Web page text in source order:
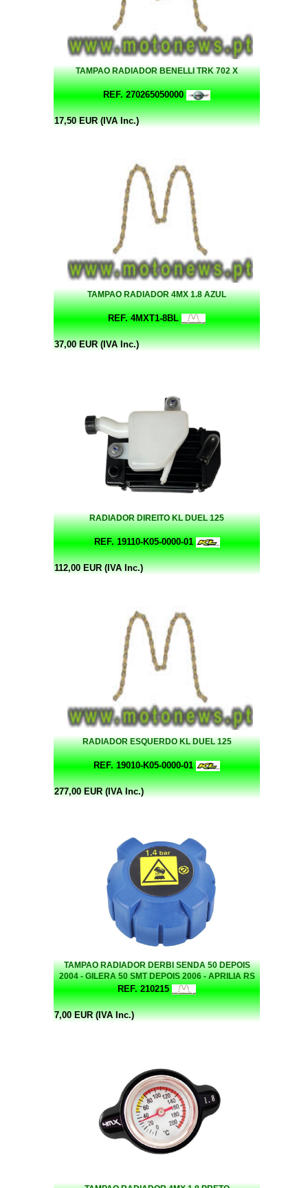
TAMPAO RADIADOR BENELLI TRK 702 X
REF. 270265050000
17,50 EUR (IVA Inc.)
TAMPAO RADIADOR 4MX 1.8 AZUL
REF. 4MXT1-8BL
37,00 EUR (IVA Inc.)
RADIADOR DIREITO KL DUEL 125
REF. 19110-K05-0000-01
112,00 EUR (IVA Inc.)
RADIADOR ESQUERDO KL DUEL 125
REF. 19010-K05-0000-01
277,00 EUR (IVA Inc.)
TAMPAO RADIADOR DERBI SENDA 50 DEPOIS
2004 - GILERA 50 SMT DEPOIS 2006 - APRILIA RS
50 DEPOIS 2006 - APRILIA RX 50 DEPOIS 2006
REF. 210215
7,00 EUR (IVA Inc.)